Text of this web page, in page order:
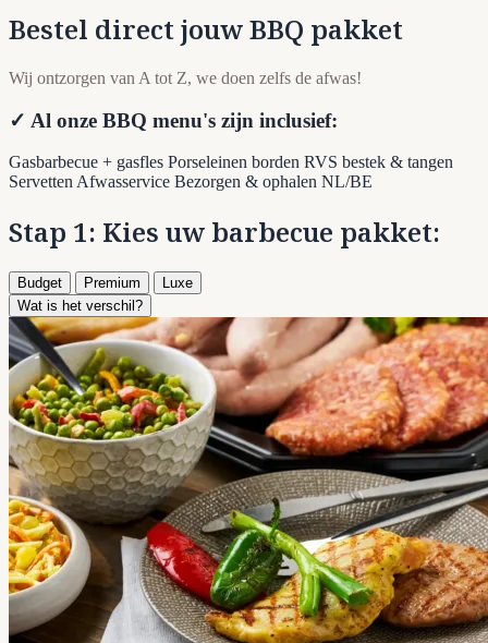
Bestel direct jouw BBQ pakket
Wij ontzorgen van A tot Z, we doen zelfs de afwas!
✓ Al onze BBQ menu's zijn inclusief:
Gasbarbecue + gasfles Porseleinen borden RVS bestek & tangen
ServettenAfwasservice Bezorgen & ophalen NL/BE
Stap 1: Kies uw barbecue pakket:
Budget Premium
Luxe
Wat is het verschil?